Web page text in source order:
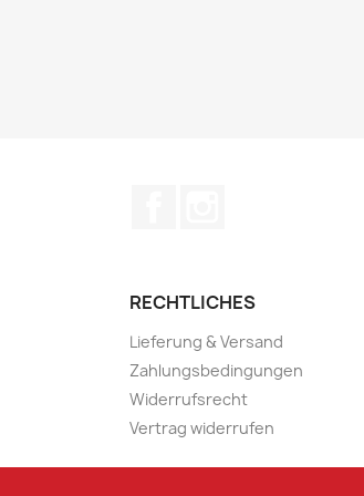
RECHTLICHES
Lieferung & Versand
Zahlungsbedingungen
Widerrufsrecht
Vertrag widerrufen